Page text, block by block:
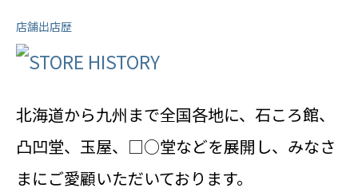
店舗出店歴
北海道から九州まで全国各地に、石ころ館、
凸凹堂、玉屋、□○堂などを展開し、みなさ
まにご愛顧いただいております。